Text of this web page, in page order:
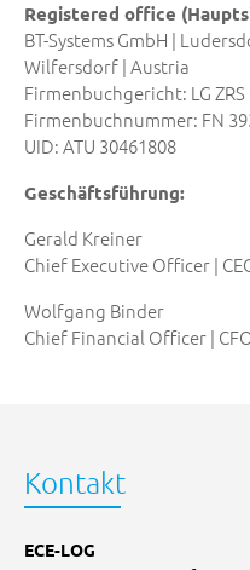
Registered office
BT-Systems GmbH |
Wilfersdorf | Austria
Firmenbuchgericht: LG ZRS
Firmenbuchnummer: FN
UID: ATU 30461808
Geschäftsführung:
Gerald Kreiner
Chief Executive Officer |
Wolfgang Binder
Chief Financial Officer |
Kontakt
ECE-LOG